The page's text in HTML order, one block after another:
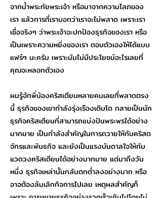
จากน้ำพระทัยพระเจ้า หรือมาจากความโลภของ
เรา แล้วการที่เราบอกว่าเราจะไม่พลาด เพราะเรา
เชื่อจริงๆ ว่าพระเจ้าจะปกป้องธุรกิจของเรา หรือ
เป็นเพราะความหยิ่งของเรา ตอบตัวเองให้ได้แบบ
แฟร์ๆ นะครับ เพราะมันไม่มีประโยชน์อะไรเลยที่
คุณจะหลอกตัวเอง
ผมรู้จักพี่น้องคริสเตียนหลายคนเลยที่พลาดตรง
นี้ ธุรกิจของเขากำลังรุ่งเรืองเติบโต กลายเป็นนัก
ธุรกิจคริสเตียนที่สามารถแบ่งปันพระพรได้อย่าง
มากมาย เป็นกำลังสำคัญในการถวายให้กับคริสต
จักรและพันธกิจ และยังเป็นแรงบันดาลใจให้กับ
แวดวงคริสเตียนได้อย่างมากมาย แต่มาถึงวัน
หนึ่ง ธุรกิจเหล่านั้นกลับตกต่ำลงอย่างมาก หรือ
อาจต้องล้มเลิกกิจการไปเลย เหตุผลสำคัญก็